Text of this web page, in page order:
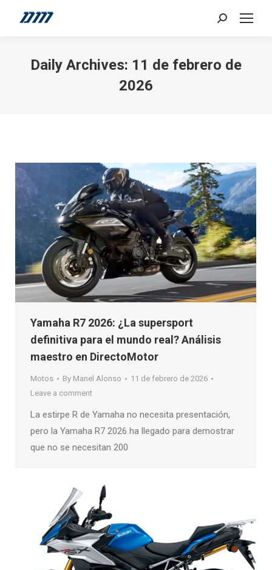
Search:
Daily Archives: 11 de febrero de
2026
Yamaha R7 2026: ¿La supersport
definitiva para el mundo real? Análisis
maestro en DirectoMotor
Motos By Manel Alonso
11 de febrero de 2026
Leave a comment
La estirpe R de Yamaha no necesita presentación,
pero la Yamaha R7 2026 ha llegado para demostrar
que no se necesitan 200